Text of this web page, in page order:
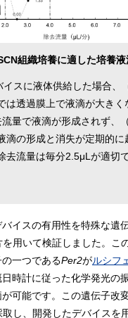
組織培養に適した培養
スに液体供給した場合、
は透過膜上で液滴が大きく
量で液滴が形成されず、
滴の形成と消失が定期的
去流量は毎分2.5μLが適切
イスの有用性を特殊な遺
用いて検証しました。こ
一つであるPer2がルシフ
時計に従った化学発光の
可能です。この遺伝子改
し、開発したデバイスを